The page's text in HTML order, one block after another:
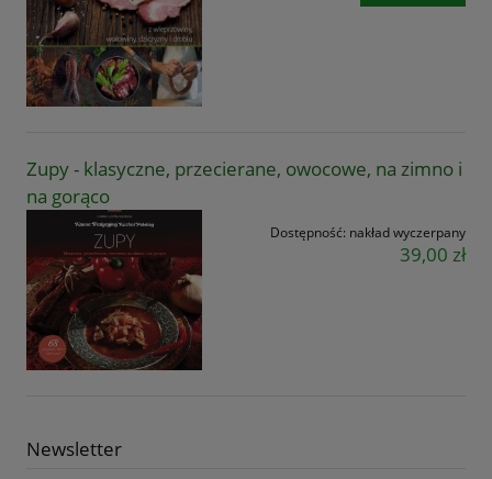
Zupy - klasyczne, przecierane, owocowe, na zimno i
na gorąco
Dostępność: nakład wyczerpany
39,00 zł
Newsletter